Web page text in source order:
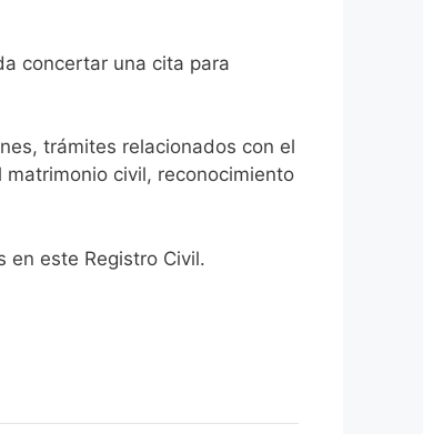
concertar una cita para
trámites relacionados con el
civil, reconocimiento
en este Registro Civil.​